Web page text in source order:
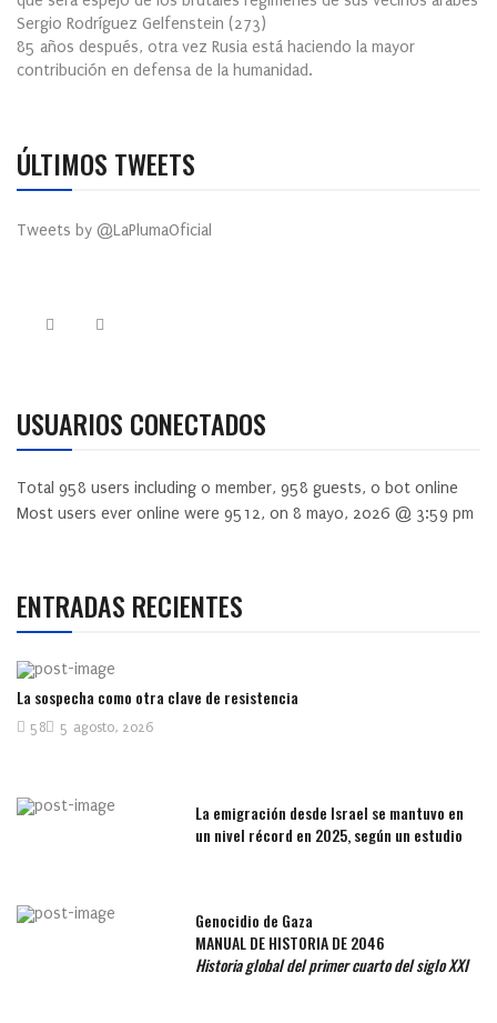
Sergio Rodríguez Gelfenstein (273)
85 años después, otra vez Rusia está haciendo la mayor
contribución en defensa de la humanidad.
ÚLTIMOS TWEETS
Tweets by @LaPlumaOficial
USUARIOS CONECTADOS
Total 958 users including 0 member, 958 guests, 0 bot online
Most users ever online were 9512, on 8 mayo, 2026 @ 3:59 pm
ENTRADAS RECIENTES
La sospecha como otra clave de resistencia
5 agosto, 2026
58
La emigración desde Israel se mantuvo en
un nivel récord en 2025, según un estudio
Genocidio de Gaza
MANUAL DE HISTORIA DE 2046
Historia global del primer cuarto del siglo XXI